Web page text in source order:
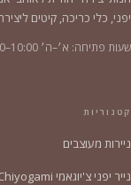
יפני, כלי כריכה, קיטים
שעות פתיחה: א׳–ה׳ 10:00–18:00
קטגוריות
ניירות מעוצבים
נייר יפני צ'יוגאמי Chiyogami